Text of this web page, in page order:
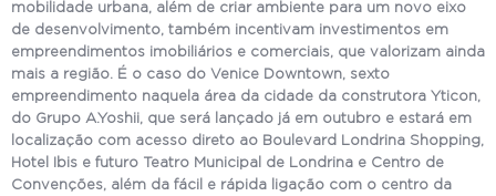
mobilidade urbana, além de criar ambiente para um novo eixo
de desenvolvimento, também incentivam investimentos em
empreendimentos imobiliários e comerciais, que valorizam ainda
mais a região. É o caso do Venice Downtown, sexto
empreendimento naquela área da cidade da construtora Yticon,
do Grupo A.Yoshii, que será lançado já em outubro e estará em
localização com acesso direto ao Boulevard Londrina Shopping,
Hotel Ibis e futuro Teatro Municipal de Londrina e Centro de
Convenções, além da fácil e rápida ligação com o centro da